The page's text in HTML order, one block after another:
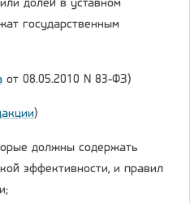
долей в уставном
государственным
от 08.05.2010 N 83-ФЗ)
)
должны содержать
эффективности, и правил